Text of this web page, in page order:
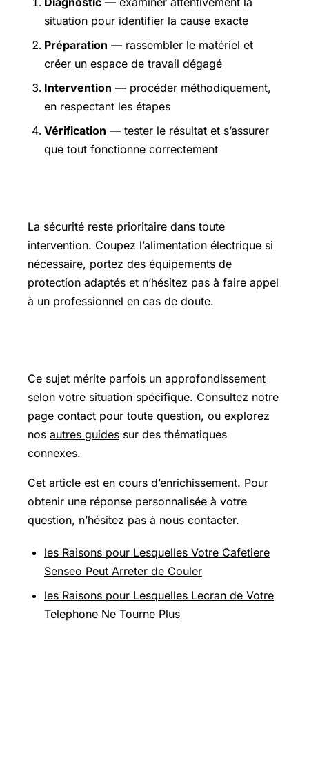
situation pour identifier la cause exacte
Préparation — rassembler le matériel et
créer un espace de travail dégagé
Intervention — procéder méthodiquement,
en respectant les étapes
Vérification — tester le résultat et s’assurer
que tout fonctionne correctement
La sécurité reste prioritaire dans toute
intervention. Coupez l’alimentation électrique si
nécessaire, portez des équipements de
protection adaptés et n’hésitez pas à faire appel
à un professionnel en cas de doute.
Ce sujet mérite parfois un approfondissement
selon votre situation spécifique. Consultez notre
page contact pour toute question, ou explorez
nos autres guides sur des thématiques
connexes.
Cet article est en cours d’enrichissement. Pour
obtenir une réponse personnalisée à votre
question, n’hésitez pas à nous contacter.
les Raisons pour Lesquelles Votre Cafetiere
Senseo Peut Arreter de Couler
les Raisons pour Lesquelles Lecran de Votre
Telephone Ne Tourne Plus